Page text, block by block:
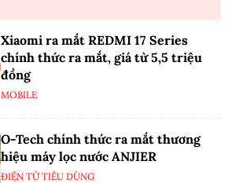
Xiaomi ra mắt REDMI 17 Series
chính thức ra mắt, giá từ 5,5 triệu
đồng
MOBILE
O-Tech chính thức ra mắt thương
hiệu máy lọc nước ANJIER
ĐIỆN TỬ TIÊU DÙNG